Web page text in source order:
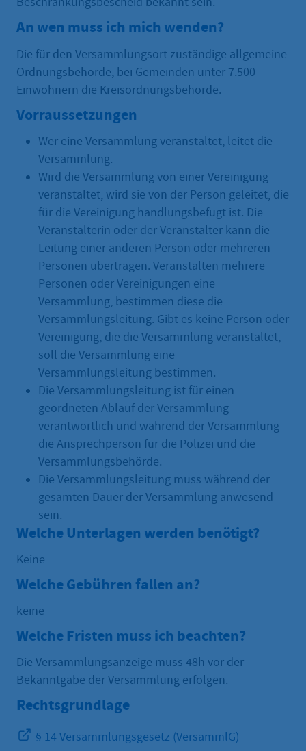
An wen muss ich mich wenden?
Die für den Versammlungsort zuständige allgemeine
Ordnungsbehörde, bei Gemeinden unter 7.500
Einwohnern die Kreisordnungsbehörde.
Vorraussetzungen
Wer eine Versammlung veranstaltet, leitet die
Versammlung.
Wird die Versammlung von einer Vereinigung
veranstaltet, wird sie von der Person geleitet, die
für die Vereinigung handlungsbefugt ist. Die
Veranstalterin oder der Veranstalter kann die
Leitung einer anderen Person oder mehreren
Personen übertragen. Veranstalten mehrere
Personen oder Vereinigungen eine
Versammlung, bestimmen diese die
Versammlungsleitung. Gibt es keine Person oder
Vereinigung, die die Versammlung veranstaltet,
soll die Versammlung eine
Versammlungsleitung bestimmen.
Die Versammlungsleitung ist für einen
geordneten Ablauf der Versammlung
verantwortlich und während der Versammlung
die Ansprechperson für die Polizei und die
Versammlungsbehörde.
Die Versammlungsleitung muss während der
gesamten Dauer der Versammlung anwesend
sein.
Welche Unterlagen werden benötigt?
Keine
Welche Gebühren fallen an?
keine
Welche Fristen muss ich beachten?
Die Versammlungsanzeige muss 48h vor der
Bekanntgabe der Versammlung erfolgen.
Rechtsgrundlage
§ 14 Versammlungsgesetz (VersammlG)